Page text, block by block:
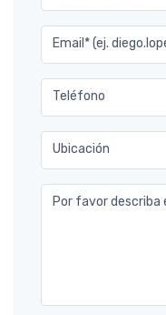
Email* (ej.
Teléfono
Ubicación
Por favor describa